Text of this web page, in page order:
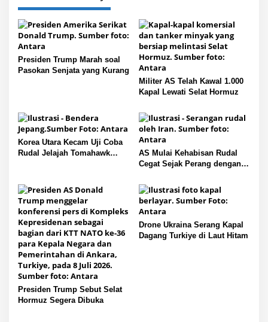
a
s
i
p
o
Presiden Trump Marah soal
Pasokan Senjata yang Kurang
Militer AS Telah Kawal 1.000
Kapal Lewati Selat Hormuz
Korea Utara Kecam Uji Coba
Rudal Jelajah Tomahawk
AS Mulai Kehabisan Rudal
Cegat Sejak Perang dengan
Presiden Trump Sebut Selat
Hormuz Segera Dibuka
Drone Ukraina Serang Kapal
Dagang Turkiye di Laut Hitam